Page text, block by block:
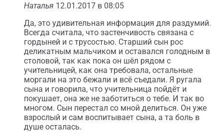
Наталья 12.01.2017 в 08:05
Да, это удивительная информация для раздумий.
Всегда считала, что застенчивость связана с
гордыней и с трусостью. Старший сын рос
деликатным мальчиком и оставался голодным в
столовой, так как пока он шёл рядом с
учительницей, как она требовала, остальные
моргали на это бежали и всё съедали. Я ругала
сына и говорила, что учительница пойдёт и
покушает, она же не заботиться о тебе. И так во
многом. Сын перестал со мной делиться. Он уже
взрослый и сам воспитывает сына, а та боль в
душе осталась.